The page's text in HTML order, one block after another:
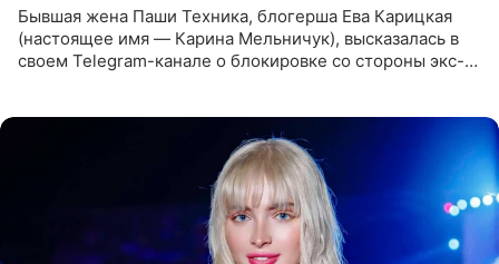
Бывшая жена Паши Техника, блогерша Ева Карицкая
(настоящее имя — Карина Мельничук), высказалась в
своем Telegram-канале о блокировке со стороны экс-